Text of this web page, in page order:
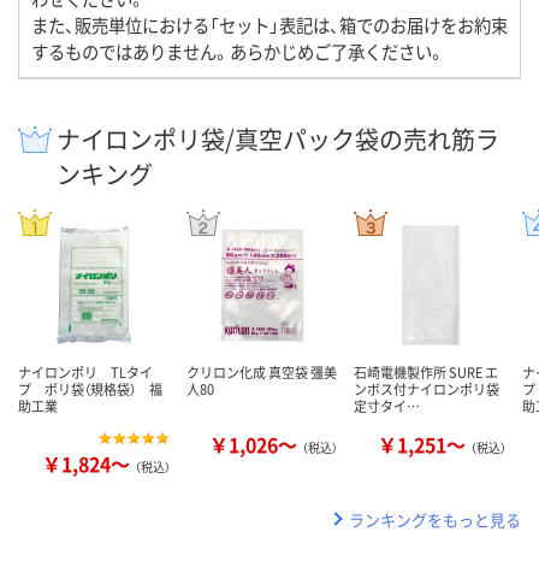
また、販売単位における「セット」表記は、箱でのお届けをお約束
するものではありません。あらかじめご了承ください。
ナイロンポリ袋/真空パック袋の売れ筋ラ
ンキング
ナイロンポリ TLタイ
プ ポリ袋（規格袋） 福
助工業
￥1,824～ （税込）
クリロン化成 真空袋 彊美
人80
￥1,026～ （税込）
石崎電機製作所 SURE エ
ンボス付ナイロンポリ袋
定寸タイ…
￥1,251～ （税込）
ランキングをもっと見る